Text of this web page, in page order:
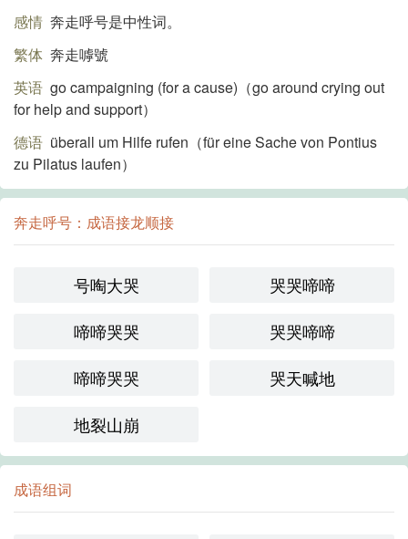
感情 奔走呼号是中性词。
繁体 奔走嘑號
英语 go campaigning (for a cause)（go around crying out
for help and support）
德语 überall um Hilfe rufen（für eine Sache von Pontius
zu Pilatus laufen）
奔走呼号：成语接龙顺接
号啕大哭
哭哭啼啼
啼啼哭哭
哭哭啼啼
啼啼哭哭
哭天喊地
地裂山崩
成语组词